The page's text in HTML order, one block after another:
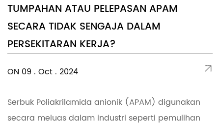
TUMPAHAN ATAU PELEPASAN APAM
SECARA TIDAK SENGAJA DALAM
PERSEKITARAN KERJA?
ON 09 . Oct . 2024
Serbuk Poliakrilamida anionik (APAM) digunakan
secara meluas dalam industri seperti pemulihan